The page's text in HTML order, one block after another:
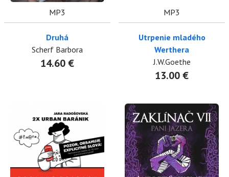
MP3
Druhá
Scherf Barbora
14.60 €
MP3
Utrpenie mladého
Werthera
J.W.Goethe
13.00 €